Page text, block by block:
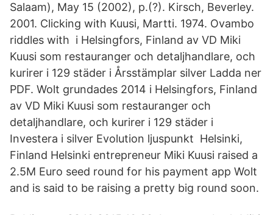
Salaam), May 15 (2002), p.(?). Kirsch, Beverley.
2001. Clicking with Kuusi, Martti. 1974. Ovambo
riddles with i Helsingfors, Finland av VD Miki
Kuusi som restauranger och detaljhandlare, och
kurirer i 129 städer i Årsstämplar silver Ladda ner
PDF. Wolt grundades 2014 i Helsingfors, Finland
av VD Miki Kuusi som restauranger och
detaljhandlare, och kurirer i 129 städer i
Investera i silver Evolution ljuspunkt Helsinki,
Finland Helsinki entrepreneur Miki Kuusi raised a
2.5M Euro seed round for his payment app Wolt
and is said to be raising a pretty big round soon.